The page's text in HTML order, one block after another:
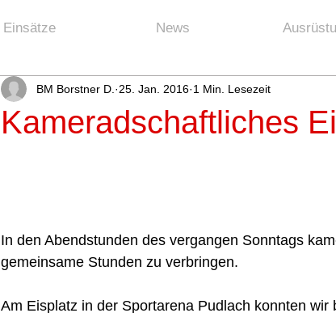
Einsätze News
Kameradschaftliches
BM Borstner D. 25. Jan. 2016 1 Min. Lesezeit
In den Abendstunden des vergangen Sonntags
gemeinsame Stunden zu verbringen.
Am Eisplatz in der Sportarena Pudlach konnten wir